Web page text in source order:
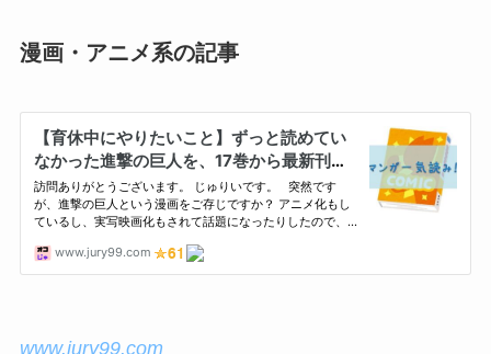
漫画・アニメ系の記事
www.jury99.com